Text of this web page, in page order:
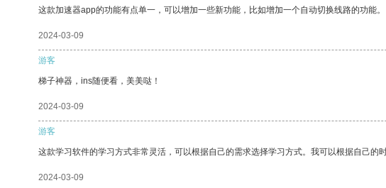
这款加速器app的功能有点单一，可以增加一些新功能，比如增加一个自动切换线路的功能。
2024-03-09
游客
梯子神器，ins随便看，美美哒！
2024-03-09
游客
这款学习软件的学习方式非常灵活，可以根据自己的需求选择学习方式。我可以根据自己的
2024-03-09